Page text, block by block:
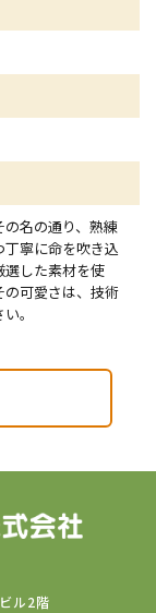
の名の通り、熟練
寧に命を吹き込
選した素材を使
の可愛さは、技術
。
ル2階